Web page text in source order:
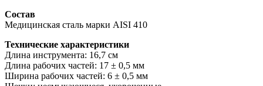
Состав
Медицинская сталь марки AISI 410
Технические характеристики
Длина инструмента: 16,7 см
Длина рабочих частей: 17 ± 0,5 мм
Ширина рабочих частей: 6 ± 0,5 мм